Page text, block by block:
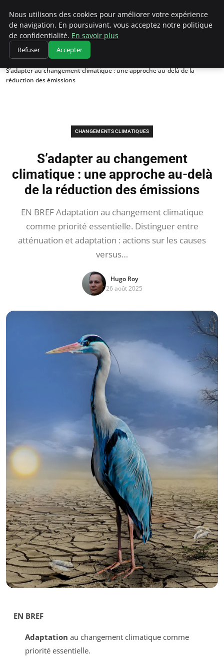
Climatedebtagents
Accueil
Changements climatiques
S’adapter au changement climatique : une approche au-delà de la
réduction des émissions
CHANGEMENTS CLIMATIQUES
S’adapter au changement
climatique : une approche au-delà
de la réduction des émissions
EN BREF Adaptation au changement climatique
comme priorité essentielle. Distinguer entre
atténuation et adaptation : actions sur les causes
versus…
Hugo Roy
26 août 2025
EN BREF
Adaptation au changement climatique comme
priorité essentielle.
Nous utilisons des cookies pour améliorer votre expérience
de navigation. En poursuivant, vous acceptez notre politique
de confidentialité. En savoir plus
Refuser Accepter